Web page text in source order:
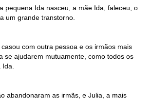
pequena Ida nasceu, a mãe Ida, faleceu, o
um grande transtorno.
com outra pessoa e os irmãos mais
se ajudarem mutuamente, como todos os
abandonaram as irmãs, e Julia, a mais